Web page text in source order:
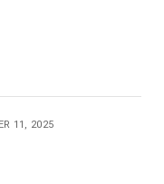
11, 2025